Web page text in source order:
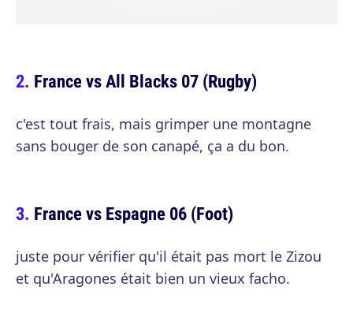
France vs All Blacks 07 (Rugby)
c'est tout frais, mais grimper une montagne
sans bouger de son canapé, ça a du bon.
France vs Espagne 06 (Foot)
juste pour vérifier qu'il était pas mort le Zizou
et qu'Aragones était bien un vieux facho.